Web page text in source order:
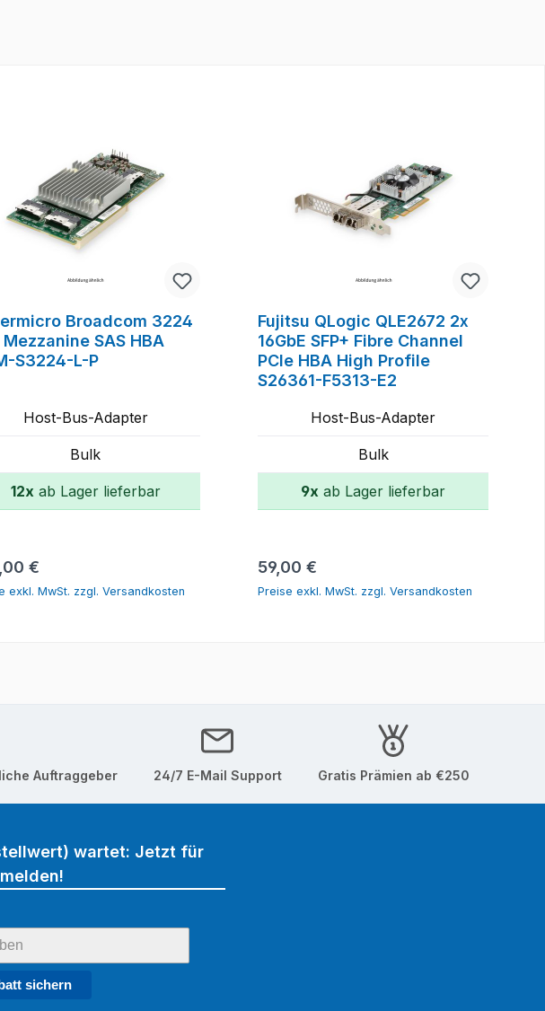
Broadcom 3224
Mezzanine SAS HBA
S3224-L-P
Host-Bus-Adapter
Bulk
12x ab Lager lieferbar
Preis:
€
exkl. MwSt. zzgl. Versandkosten
In den Warenkorb
Fujitsu QLogic QLE2672 2x
16GbE SFP+ Fibre Channel
PCIe HBA High Profile
S26361-F5313-E2
Host-Bus-Adapter
Bulk
9x ab Lager lieferbar
Regulärer Preis:
59,00 €
Preise exkl. MwSt. zzgl. Versandkosten
Auftraggeber 24/7 E-Mail Support Gratis Prämien ab €250
wartet: Jetzt für
sichern